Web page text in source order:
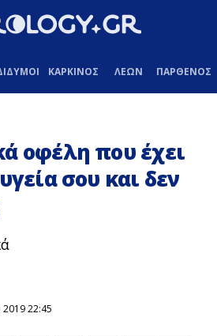
ΚΑΡΚΙΝΟΣ ΛΕΩΝ ΠΑΡΘΕΝΟΣ
οφέλη που έχει
σου και δεν
22:45